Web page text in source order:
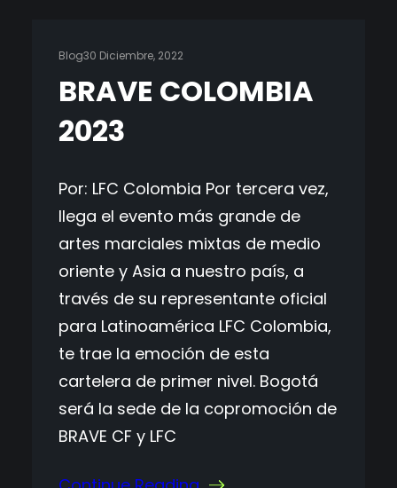
Blog30 Diciembre, 2022
BRAVE COLOMBIA
2023
Por: LFC Colombia Por tercera vez,
llega el evento más grande de
artes marciales mixtas de medio
oriente y Asia a nuestro país, a
través de su representante oficial
para Latinoamérica LFC Colombia,
te trae la emoción de esta
cartelera de primer nivel. Bogotá
será la sede de la copromoción de
BRAVE CF y LFC